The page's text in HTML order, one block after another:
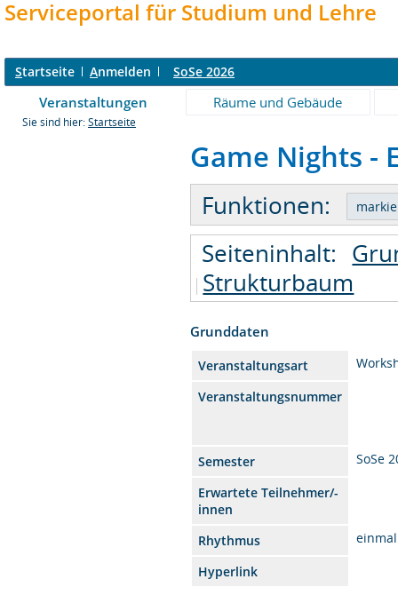
Serviceportal für Studium und Lehre
Startseite Anmelden SoSe 2026
Veranstaltungen Räume und Gebäude
Sie sind hier: Startseite
Game Nights -
Funktionen:
Seiteninhalt:
Strukturbaum
Grunddaten
Veranstaltungsart
Veranstaltungsnummer
Semester
SoSe
Erwartete Teilnehmer/-
innen
Rhythmus
Hyperlink